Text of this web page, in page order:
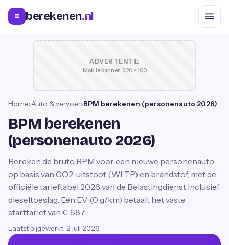
= berekenen.nl
ADVERTENTIE
Mobile banner · 320 × 100
Home›Auto & vervoer›BPM berekenen (personenauto 2026)
BPM berekenen
(personenauto 2026)
Bereken de bruto BPM voor een nieuwe personenauto
op basis van CO2-uitstoot (WLTP) en brandstof, met de
officiële tarieftabel 2026 van de Belastingdienst inclusief
dieseltoeslag. Een EV (0 g/km) betaalt het vaste
starttarief van € 687.
Laatst bijgewerkt: 2 juli 2026